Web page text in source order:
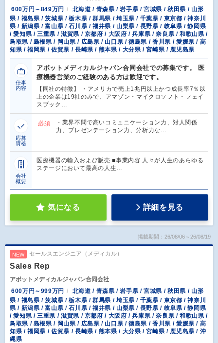
600万円～849万円
北海道 / 青森県 / 岩手県 / 宮城県 / 秋田県 / 山形
県 / 福島県 / 茨城県 / 栃木県 / 群馬県 / 埼玉県 / 千葉県 / 東京都 / 神奈川
県 / 新潟県 / 富山県 / 石川県 / 福井県 / 山梨県 / 長野県 / 岐阜県 / 静岡県
/ 愛知県 / 三重県 / 滋賀県 / 京都府 / 大阪府 / 兵庫県 / 奈良県 / 和歌山県 /
鳥取県 / 島根県 / 岡山県 / 広島県 / 山口県 / 徳島県 / 香川県 / 愛媛県 / 高
知県 / 福岡県 / 佐賀県 / 長崎県 / 熊本県 / 大分県 / 宮崎県 / 鹿児島県
仕事
内容
アボットメディカルジャパン合同会社での募集です。 医
療機器営業のご経験のある方は歓迎です。
【同社の特徴】 ・アメリカで売上1兆円以上かつ成長率7％以
上の企業は19社のみで、アマゾン・マイクロソフト・フェイ
スブック…
応募
資格
必須
・業界不問で高いコミュニケーション力、対人関係
力、プレゼンテーション力、分析力な…
会社
概要
医療機器の輸入および販売 ■事業内容 人々が人生のあらゆる
ステージにおいて最高の人生…
気になる 詳細を見る
掲載期間：26/08/06～26/08/19
NEW セールスエンジニア（メディカル）
Sales Rep
アボットメディカルジャパン合同会社
600万円～999万円
北海道 / 青森県 / 岩手県 / 宮城県 / 秋田県 / 山形
県 / 福島県 / 茨城県 / 栃木県 / 群馬県 / 埼玉県 / 千葉県 / 東京都 / 神奈川
県 / 新潟県 / 富山県 / 石川県 / 福井県 / 山梨県 / 長野県 / 岐阜県 / 静岡県
/ 愛知県 / 三重県 / 滋賀県 / 京都府 / 大阪府 / 兵庫県 / 奈良県 / 和歌山県 /
鳥取県 / 島根県 / 岡山県 / 広島県 / 山口県 / 徳島県 / 香川県 / 愛媛県 / 高
知県 / 福岡県 / 佐賀県 / 長崎県 / 熊本県 / 大分県 / 宮崎県 / 鹿児島県 / 沖
縄県